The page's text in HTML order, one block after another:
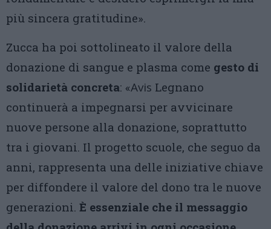
più sincera gratitudine».
Zucca ha poi sottolineato il valore della
donazione di sangue e plasma come gesto di
solidarietà concreta: «Avis Legnano
continuerà a impegnarsi per avvicinare
nuove persone alla donazione, soprattutto
tra i giovani. Il progetto scuole, che seguo da
anni, rappresenta una delle iniziative chiave
per diffondere il valore del dono tra le nuove
generazioni. È essenziale che il messaggio